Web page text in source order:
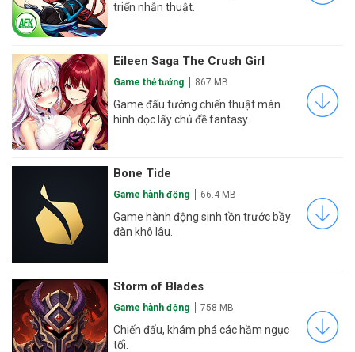
triển nhẫn thuật.
Eileen Saga The Crush Girl
Game thẻ tướng 867 MB
Game đấu tướng chiến thuật màn
hình dọc lấy chủ đề fantasy.
Bone Tide
Game hành động 66.4 MB
Game hành động sinh tồn trước bầy
đàn khô lâu.
Storm of Blades
Game hành động 758 MB
Chiến đấu, khám phá các hầm ngục
tối.